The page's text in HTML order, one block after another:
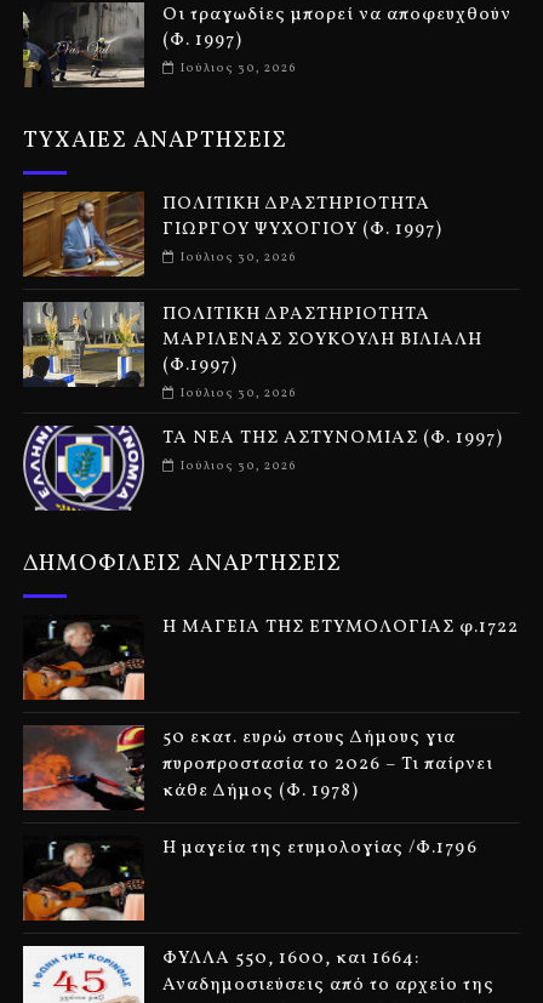
Οι τραγωδίες μπορεί να αποφευχθούν
(Φ. 1997)
Ιούλιος 30, 2026
ΤΥΧΑΙΕΣ ΑΝΑΡΤΗΣΕΙΣ
ΠΟΛΙΤΙΚΗ ΔΡΑΣΤΗΡΙΟΤΗΤΑ
ΓΙΩΡΓΟΥ ΨΥΧΟΓΙΟΥ (Φ. 1997)
Ιούλιος 30, 2026
ΠΟΛΙΤΙΚΗ ΔΡΑΣΤΗΡΙΟΤΗΤΑ
ΜΑΡΙΛΕΝΑΣ ΣΟΥΚΟΥΛΗ ΒΙΛΙΑΛΗ
(Φ.1997)
Ιούλιος 30, 2026
ΤΑ ΝΕΑ ΤΗΣ ΑΣΤΥΝΟΜΙΑΣ (Φ. 1997)
Ιούλιος 30, 2026
ΔΗΜΟΦΙΛΕΙΣ ΑΝΑΡΤΗΣΕΙΣ
Η ΜΑΓΕΙΑ ΤΗΣ ΕΤΥΜΟΛΟΓΙΑΣ φ.1722
50 εκατ. ευρώ στους Δήμους για
πυροπροστασία το 2026 – Τι παίρνει
κάθε Δήμος (Φ. 1978)
Η μαγεία της ετυμολογίας /Φ.1796
ΦΥΛΛΑ 550, 1600, και 1664:
Αναδημοσιεύσεις από το αρχείο της